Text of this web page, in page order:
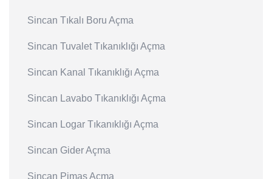
Sincan Tıkalı Boru Açma
Sincan Tuvalet Tıkanıklığı Açma
Sincan Kanal Tıkanıklığı Açma
Sincan Lavabo Tıkanıklığı Açma
Sincan Logar Tıkanıklığı Açma
Sincan Gider Açma
Sincan Pimaş Açma